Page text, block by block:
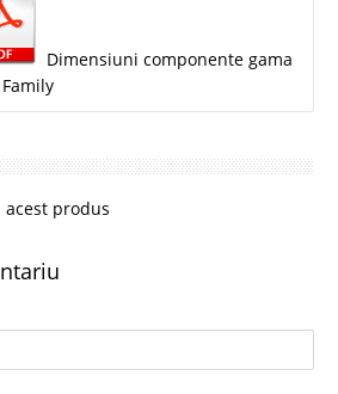
Dimensiuni componente gama
produs